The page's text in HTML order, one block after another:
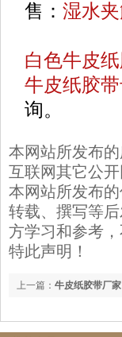
售： 湿水
白色牛皮
牛皮纸胶
询。
本网站所发布
互联网其它公
本网站所发布
转载、撰写等
方学习和参考
特此声明！
上一篇： 牛皮纸胶带厂